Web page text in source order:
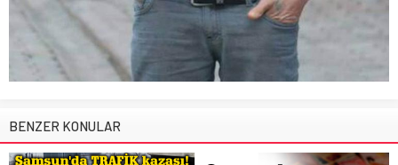
BENZER KONULAR